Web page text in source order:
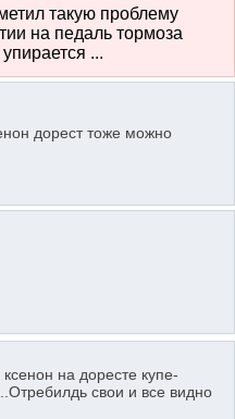
такую проблему
на педаль тормоза
...
дорест тоже можно
на доресте купе-
свои и все видно